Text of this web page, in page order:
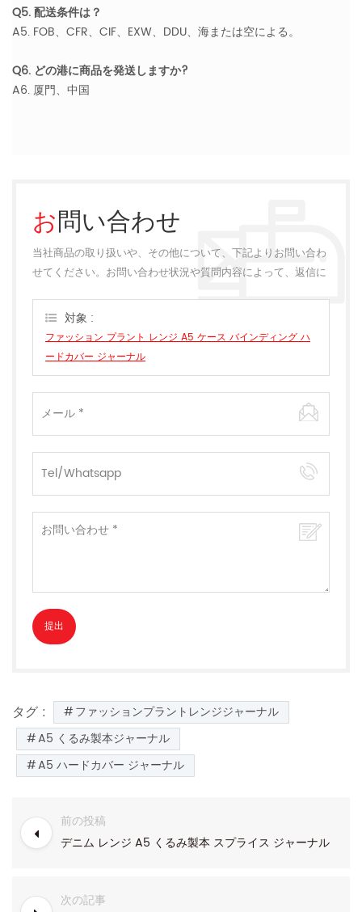
Q5. 配送条件は？
A5. FOB、CFR、CIF、EXW、DDU、海または空による。
Q6. どの港に商品を発送しますか?
A6. 厦門、中国
お問い合わせ
当社商品の取り扱いや、その他について、下記よりお問い合わ
せてください。お問い合わせ状況や質問内容によって、返信に
対象 :
ファッション プラント レンジ A5 ケース バインディング ハ
ードカバー ジャーナル
タグ :
ファッションプラントレンジジャーナル
A5 くるみ製本ジャーナル
A5 ハードカバー ジャーナル
前の投稿
デニム レンジ A5 くるみ製本 スプライス ジャーナル
次の記事